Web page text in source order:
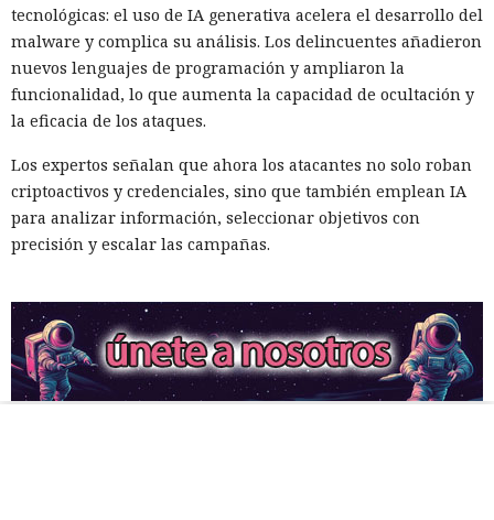
tecnológicas: el uso de IA generativa acelera el desarrollo del
malware y complica su análisis. Los delincuentes añadieron
nuevos lenguajes de programación y ampliaron la
funcionalidad, lo que aumenta la capacidad de ocultación y
la eficacia de los ataques.
Los expertos señalan que ahora los atacantes no solo roban
criptoactivos y credenciales, sino que también emplean IA
para analizar información, seleccionar objetivos con
precisión y escalar las campañas.